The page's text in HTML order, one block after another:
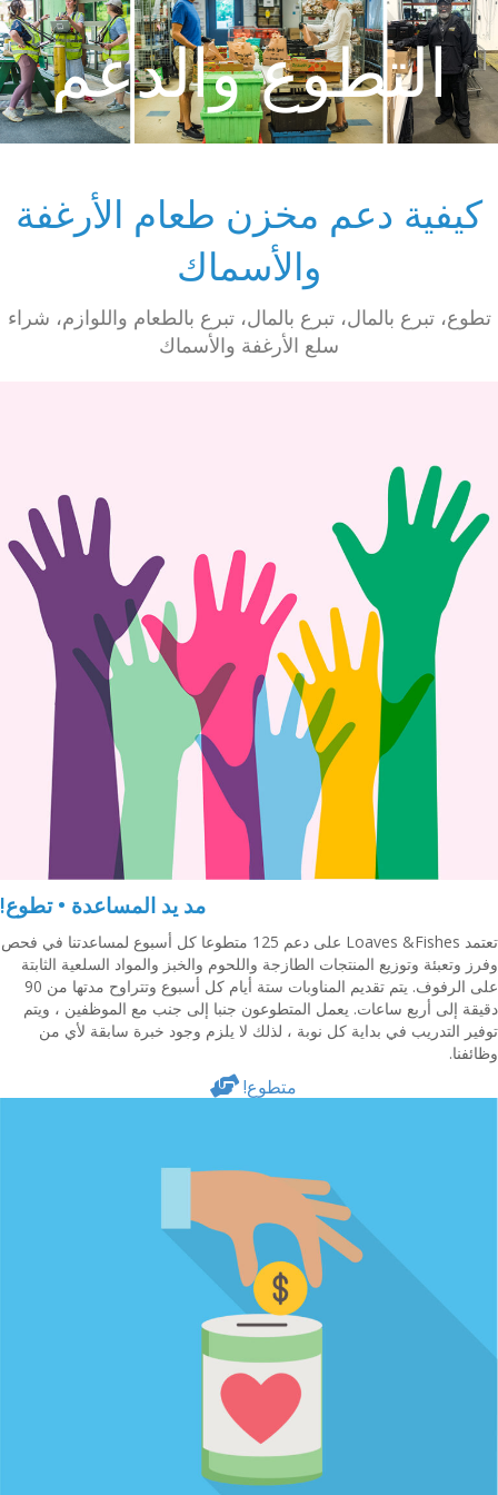
التطوع والدعم
كيفية دعم مخزن طعام الأرغفة
والأسماك
تطوع، تبرع بالمال، تبرع بالمال، تبرع بالطعام واللوازم، شراء
سلع الأرغفة والأسماك
مد يد المساعدة • تطوع!
تعتمد Loaves &Fishes على دعم 125 متطوعا كل أسبوع لمساعدتنا في فحص
وفرز وتعبئة وتوزيع المنتجات الطازجة واللحوم والخبز والمواد السلعية الثابتة
على الرفوف. يتم تقديم المناوبات ستة أيام كل أسبوع وتتراوح مدتها من 90
دقيقة إلى أربع ساعات. يعمل المتطوعون جنبا إلى جنب مع الموظفين ، ويتم
توفير التدريب في بداية كل نوبة ، لذلك لا يلزم وجود خبرة سابقة لأي من
وظائفنا.
متطوع!